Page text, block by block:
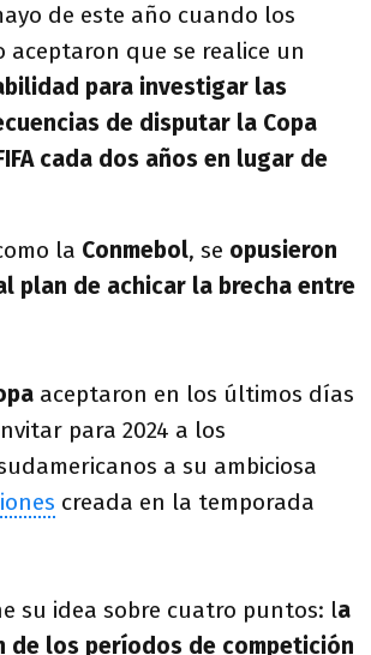
de este año cuando los
aceptaron que se realice un
para investigar las
de disputar la Copa
cada dos años en lugar de
la Conmebol, se opusieron
plan de achicar la brecha entre
aceptaron en los últimos días
para 2024 a los
a su ambiciosa
creada en la temporada
su idea sobre cuatro puntos: la
de los períodos de competición